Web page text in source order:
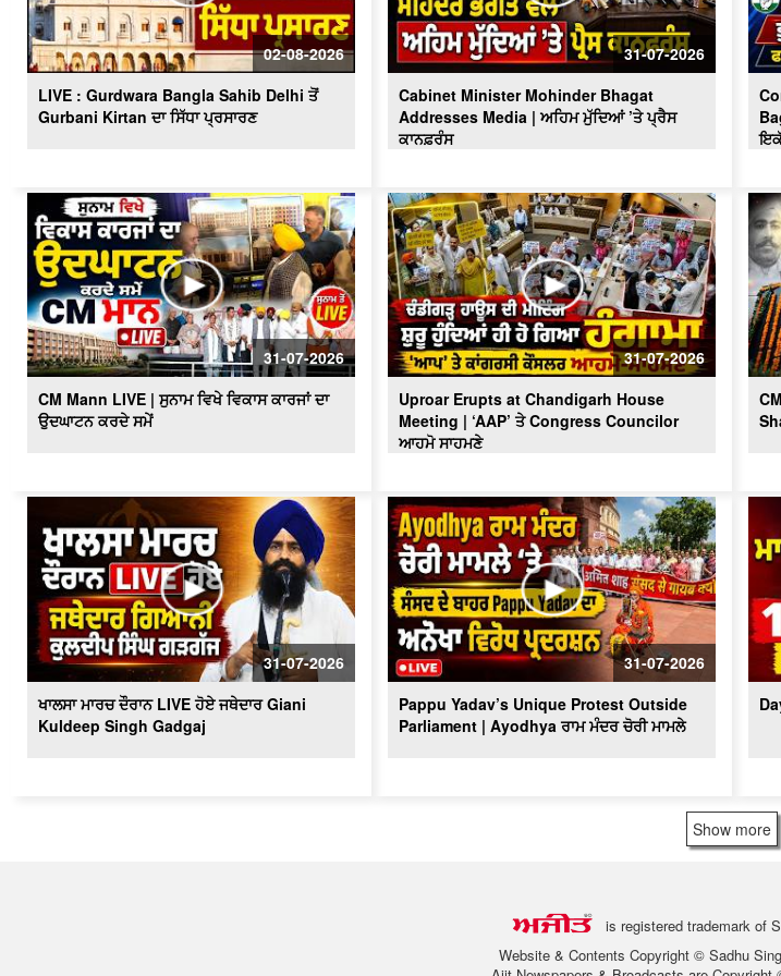
02-08-2026
LIVE : Gurdwara Bangla Sahib Delhi ਤੋਂ
Gurbani Kirtan ਦਾ ਸਿੱਧਾ ਪ੍ਰਸਾਰਣ
31-07-2026
Cabinet Minister Mohinder Bhagat
Addresses Media | ਅਹਿਮ ਮੁੱਦਿਆਂ ’ਤੇ ਪ੍ਰੈਸ
ਕਾਨਫ਼ਰੰਸ
31-07-2026
CM Mann LIVE | ਸੁਨਾਮ ਵਿਖੇ ਵਿਕਾਸ ਕਾਰਜਾਂ ਦਾ
ਉਦਘਾਟਨ ਕਰਦੇ ਸਮੇਂ
31-07-2026
Uproar Erupts at Chandigarh House
Meeting | ‘AAP’ ਤੇ Congress Councilor
ਆਹਮੋ ਸਾਹਮਣੇ
31-07-2026
ਖਾਲਸਾ ਮਾਰਚ ਦੌਰਾਨ LIVE ਹੋਏ ਜਥੇਦਾਰ Giani
Kuldeep Singh Gadgaj
31-07-2026
Pappu Yadav’s Unique Protest Outside
Parliament | Ayodhya ਰਾਮ ਮੰਦਰ ਚੋਰੀ ਮਾਮਲੇ
Show more
is registered trademark of
Website & Contents Copyright © Sadhu